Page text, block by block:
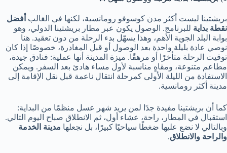
بريشتينا ليست أكثر مدن كوسوفو رومانسية، لكنها في الغالب أفضل
نقطة بداية للبرنامج. الوصول يكون عبر مطار بريشتينا الدولي، وهو
بوابة البلد الجوية الأهم، وهذا يسهّل بدء الرحلة من دون تعقيد. هنا
نوصي عادة بليلة واحدة بعد الوصول أو قبل المغادرة، خصوصًا إذا كان
توقيت الرحلة متأخرًا أو مرهقًا. ميزة المدينة أنها عملية: فنادق جيدة،
مطاعم متنوعة، ومقاهٍ مناسبة لأول مساء هادئ بعد السفر. ويمكن
الاستفادة من الليلة الأولى كمرحلة انتقال ناعمة قبل نقل الإقامة إلى
مدينة أكثر رومانسية.
كما أن بريشتينا مفيدة جدًا لمن يريد شهر عسل منظمًا من البداية:
استقبال في المطار، راحة، عشاء أول، ثم الانطلاق صباح اليوم التالي.
وبالتالي لا نضع عليها ضغطًا سياحيًا كبيرًا، بل نجعلها مدينة الخدمة
والراحة والانطلاق.